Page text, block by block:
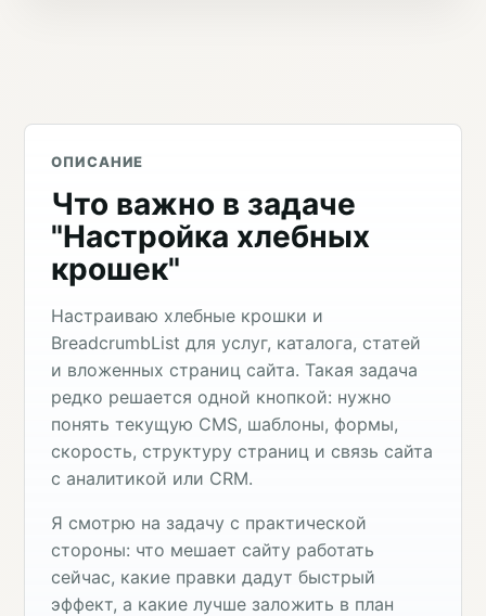
ОПИСАНИЕ
Что важно в задаче
"Настройка хлебных
крошек"
Настраиваю хлебные крошки и
BreadcrumbList для услуг, каталога, статей
и вложенных страниц сайта. Такая задача
редко решается одной кнопкой: нужно
понять текущую CMS, шаблоны, формы,
скорость, структуру страниц и связь сайта
с аналитикой или CRM.
Я смотрю на задачу с практической
стороны: что мешает сайту работать
сейчас, какие правки дадут быстрый
эффект, а какие лучше заложить в план